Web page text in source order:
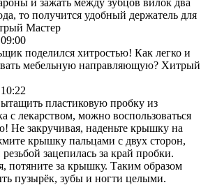
то получится удобный держатель для
Мастер
поделился хитростью! Как легко и
мебельную направляющую? Хитрый
пластиковую пробку из
с лекарством, можно воспользоваться
Не закручивая, наденьте крышку на
крышку пальцами с двух сторон,
зацепилась за край пробки.
потяните за крышку. Таким образом
пузырёк, зубы и ногти целыми.